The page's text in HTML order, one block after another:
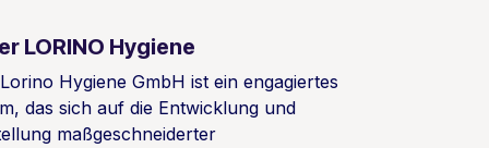
LORINO Hygiene
Hygiene GmbH ist ein engagiertes
das sich auf die Entwicklung und
maßgeschneiderter